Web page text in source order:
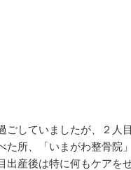
していましたが、２人
所、「いまがわ整骨院
出産後は特に何もケアを